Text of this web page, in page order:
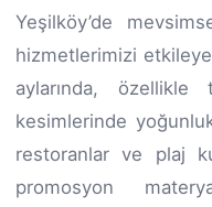
Yeşilköy’de
hizmetlerimizi
aylarında,
kesimlerinde
restoranlar ve plaj
promosyon